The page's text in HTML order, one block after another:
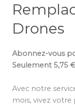
Drones
Abonnez-vous
Seulement 5,75
Avec notre
mois, vivez votre